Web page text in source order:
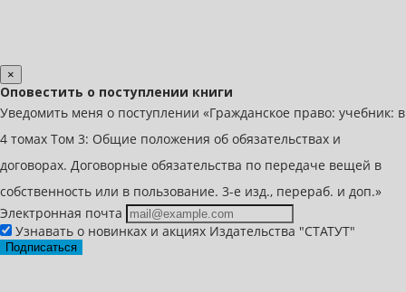
×
Оповестить о поступлении книги
Уведомить меня о поступлении «Гражданское право: учебник: в
4 томах Том 3: Общие положения об обязательствах и
договорах. Договорные обязательства по передаче вещей в
собственность или в пользование. 3-е изд., перераб. и доп.»
Электронная почта
Узнавать о новинках и акциях Издательства "СТАТУТ"
Подписаться